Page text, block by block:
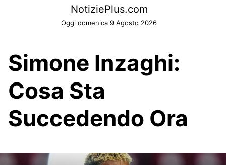
NotiziePlus.com
Oggi domenica 9 Agosto 2026
Simone Inzaghi:
Cosa Sta
Succedendo Ora